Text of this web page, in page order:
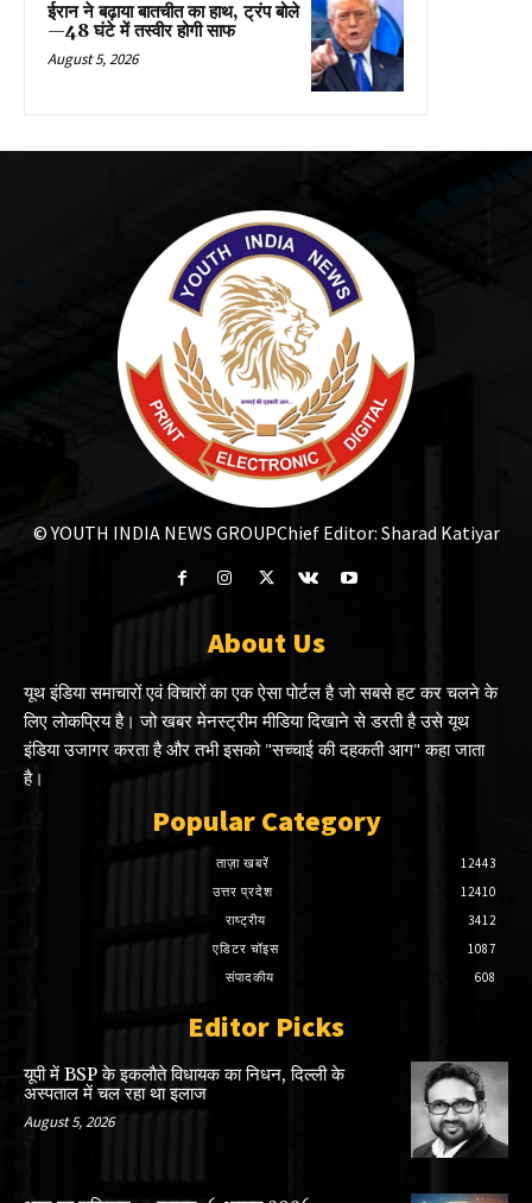
ईरान ने बढ़ाया बातचीत का हाथ, ट्रंप बोले
—48 घंटे में तस्वीर होगी साफ
August 5, 2026
© YOUTH INDIA NEWS GROUPChief Editor: Sharad Katiyar
About Us
यूथ इंडिया समाचारों एवं विचारों का एक ऐसा पोर्टल है जो सबसे हट कर चलने के
लिए लोकप्रिय है। जो खबर मेनस्ट्रीम मीडिया दिखाने से डरती है उसे यूथ
इंडिया उजागर करता है और तभी इसको "सच्चाई की दहकती आग" कहा जाता
है।
Popular Category
ताज़ा खबरें
12443
उत्तर प्रदेश
12410
राष्ट्रीय
3412
एडिटर चॉइस
1087
संपादकीय
608
Editor Picks
यूपी में BSP के इकलाैते विधायक का निधन, दिल्ली के
अस्पताल में चल रहा था इलाज
August 5, 2026